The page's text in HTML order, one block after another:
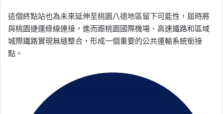
這個終點站也為未來延伸至桃園八德地區留下可能性，屆時將
與桃園捷運綠線連接，進而跟桃園國際機場、高速鐵路和區域
城際鐵路實現無縫整合，形成一個重要的公共運輸系統銜接
點。